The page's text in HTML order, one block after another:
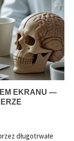
EKRANU —
długotrwałe